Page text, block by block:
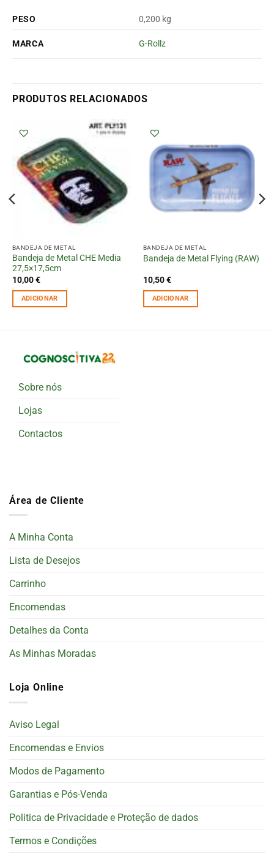
PESO 0,200 kg
MARCA G-Rollz
PRODUTOS RELACIONADOS
BANDEJA DE METAL
Bandeja de Metal CHE Media
27,5×17,5cm
10,00€
ADICIONAR
BANDEJA DE METAL
Bandeja de Metal Flying (RAW)
10,50€
ADICIONAR
Sobre nós
Lojas
Contactos
Área de Cliente
A Minha Conta
Lista de Desejos
Carrinho
Encomendas
Detalhes da Conta
As Minhas Moradas
Loja Online
Aviso Legal
Encomendas e Envios
Modos de Pagamento
Garantias e Pós-Venda
Politica de Privacidade e Proteção de dados
Termos e Condições